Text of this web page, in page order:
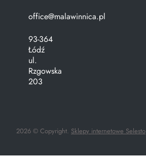
office@malawinnica.pl
93-364
Łódź
ul.
Rzgowska
203
2026 © Copyright. Sklepy internetowe Selesto